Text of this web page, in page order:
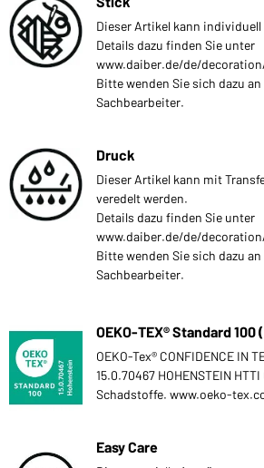
Dieser Artikel kann
Details dazu finden Sie unter
www.daiber.de/de/
Bitte wenden Sie sich dazu
Sachbearbeiter.
Druck
Dieser Artikel kann mit
veredelt werden.
Details dazu finden Sie unter
www.daiber.de/de/
Bitte wenden Sie sich dazu
Sachbearbeiter.
OEKO-TEX® Standard 100
OEKO-Tex® CONFIDENCE IN
15.0.70467 HOHENSTEIN
Schadstoffe. www.oeko-
Easy Care